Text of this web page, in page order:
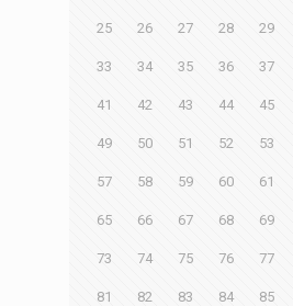
25 26 27 28 29
33 34 35 36 37
41 42 43 44 45
49 50 51 52 53
57 58 59 60 61
65 66 67 68 69
73 74 75 76 77
81 82 83 84 85